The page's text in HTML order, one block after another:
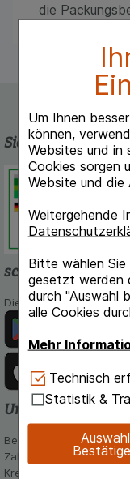
Um Ihnen
können,
Websites und in
Cookies sorgen
Website und die
Weitergehende
Bitte wählen
gesetzt werden
durch "Auswahl
alle Cookies
Mehr
Technisch
Cookies, die für
Website
Warenkorb,
verzichtet
Technisch
Statistik &
Auswahl
die
Sicherheit und
schlossapo.de-
Die App von
Unsere
Bequem und sicher -
Zahlungsmöglichkeiten:
Kreditkarte,